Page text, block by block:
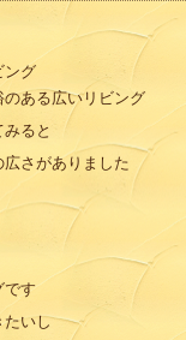
グ
ある広いリビング
ると
さがありました
です
たいし